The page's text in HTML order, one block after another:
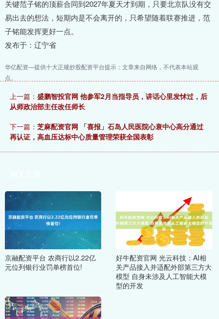
关键范子铭的顶薪合同到2027年夏天才到期，只要北京队没有交
易出去的想法，短期内是不会离开的，只希望随着联赛推进，范
子铭能发挥更好一点。
发布于：辽宁省
华亿配资—提供十大正规炒股配资平台提示：文章来自网络，不代表本站观
点。
上一篇： 盛鹏智投官网 他参军2月当指导员，讲话心里发怵过，后
从师政治部主任改任师长
下一篇： 芝麻配资官网 「喜报」石岛人民医院心衰中心高分通过
再认证，高血压达标中心质量管理荣获全国表彰
京融配资平台 农商行以2.22亿
元位列银行业罚单榜首位!
好牛配资官网 光云科技：AI相
关产品接入并适配外部第三方大
模型 自身未涉及人工智能大模
型的开发